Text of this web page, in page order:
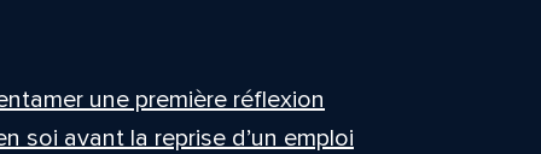
une première réflexion
soi avant la reprise d’un emploi